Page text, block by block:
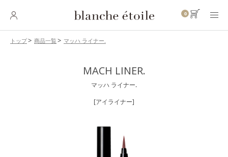
0
トップ 商品一覧 マッハ ライナー.
MACH LINER.
マッハ ライナー.
[アイライナー]
スキンケア
ベースメイク
ポイントメイク